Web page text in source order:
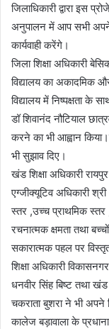
जिलाधिकारी द्वारा इस
अनुपालन में आप सभी अपने
कार्यवाही करेंगे।
जिला शिक्षा अधिकारी
विद्यालय का अकादमिक
विद्यालय में निष्पक्षता के
डॉ शिवानंद नौटियाल
करने का भी आह्वान
भी सुझाव दिए।
खंड शिक्षा अधिकारी
एग्जीक्यूटिव अधिकारी
स्तर ,उच्च प्राथमिक स्तर
रचनात्मक क्षमता तथा
सकारात्मक पहल पर
शिक्षा अधिकारी
धनवीर सिंह बिष्ट तथा खंड
चकराता बुशरा ने भी अपने
कालेज बड़ावाला के